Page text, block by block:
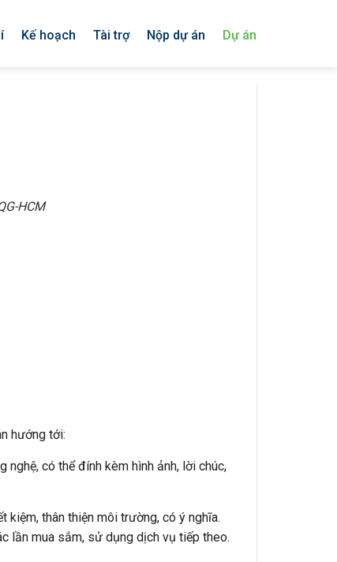
Kế hoạch Tài trợ Nộp dự án Dự án
HCM
hướng tới:
nghệ, có thể đính kèm hình ảnh, lời chúc,
kiệm, thân thiện môi trường, có ý nghĩa.
lần mua sắm, sử dụng dịch vụ tiếp theo.